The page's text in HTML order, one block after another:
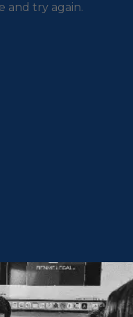
and try again.